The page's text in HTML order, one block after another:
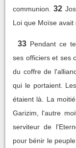
communion.
32
Loi que Moïse avait
33 Pendant ce
ses officiers et ses
du coffre de
qui le portaient.
étaient là. La
Garizim, l'autre
serviteur de
pour bénir le peuple